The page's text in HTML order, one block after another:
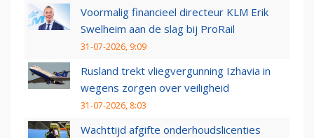
Voormalig financieel directeur KLM Erik
Swelheim aan de slag bij ProRail
31-07-2026, 9:09
Rusland trekt vliegvergunning Izhavia in
wegens zorgen over veiligheid
31-07-2026, 8:03
Wachttijd afgifte onderhoudslicenties